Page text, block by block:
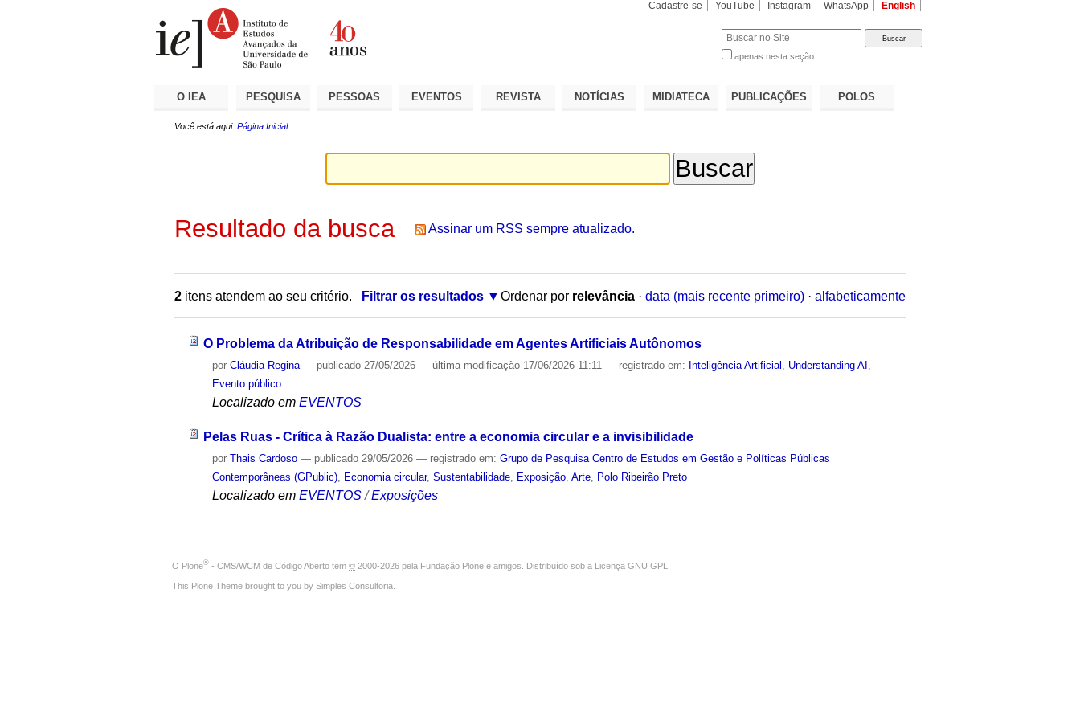
Cadastre-se YouTube Instagram WhatsApp English
apenas nesta seção
O IEA PESQUISA PESSOAS EVENTOS REVISTA NOTÍCIAS MIDIATECA PUBLICAÇÕES POLOS
Você está aqui: Página Inicial
Resultado da busca Assinar um RSS sempre atualizado.
2 itens atendem ao seu critério. Filtrar os resultados Ordenar por relevância · data (mais recente primeiro) · alfabeticamente
O Problema da Atribuição de Responsabilidade em Agentes Artificiais Autônomos
porCláudia Regina — publicado 27/05/2026— última modificação 17/06/2026 11:11— registrado em: Inteligência Artificial Understanding AI
Evento público
Localizado em EVENTOS
Pelas Ruas - Crítica à Razão Dualista: entre a economia circular e a invisibilidade
porThais Cardoso — publicado 29/05/2026— registrado em:Grupo de Pesquisa Centro de Estudos em Gestão e Políticas Públicas
Contemporâneas (GPublic) Economia circular,Sustentabilidade Exposição ,Arte Polo Ribeirão Preto
Localizado em EVENTOS /Exposições
O Plone® - CMS/WCM de Código Aberto tem © 2000-2026 pela Fundação Plone e amigos. Distribuído sob a Licença GNU GPL
This Plone Theme brought to you by Simples Consultoria